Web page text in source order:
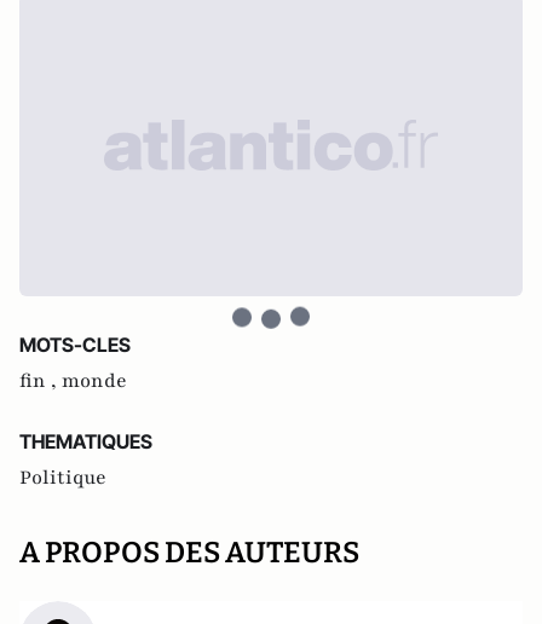
MOTS-CLES
fin , monde
THEMATIQUES
Politique
A PROPOS DES AUTEURS